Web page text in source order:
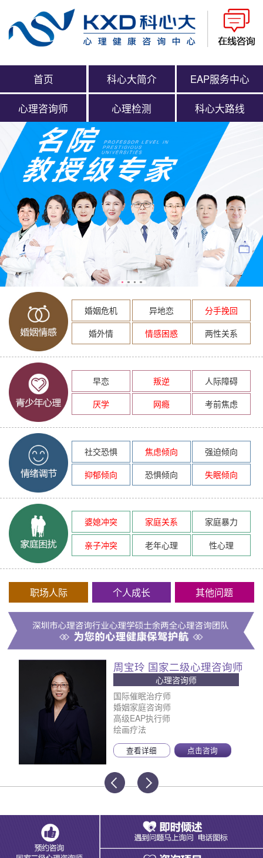
首页 科心大简介 EAP服务中心
心理咨询师 心理检测 科心大路线
婚姻危机 异地恋
分手挽回
婚外情
情感困惑 两性关系
早恋 叛逆
人际障碍
厌学
网瘾 考前焦虑
社交恐惧 焦虑倾向
强迫倾向
抑郁倾向
恐惧倾向 失眠倾向
婆媳冲突 家庭关系
家庭暴力
亲子冲突
老年心理 性心理
职场人际 个人成长 其他问题
周宝玲 国家二级心理咨询师
心理咨询师
国际催眠治疗师
婚姻家庭咨询师
高级EAP执行师
绘画疗法
查看详细 点击咨询